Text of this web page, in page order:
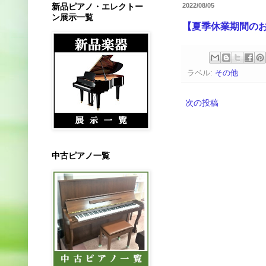
2022/08/05
【夏季休業期間の
ラベル: その他
次の投稿
新品ピアノ・エレクトー
ン展示一覧
中古ピアノ一覧